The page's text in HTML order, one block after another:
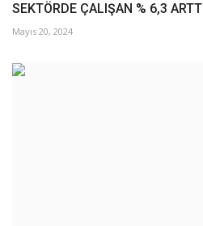
SEKTÖRDE ÇALIŞAN % 6,3 ARTTI
Mayıs 20, 2024